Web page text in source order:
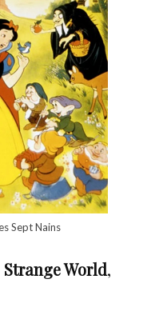
Sept Nains
Strange World,